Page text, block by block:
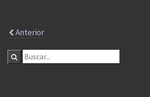
Anterior